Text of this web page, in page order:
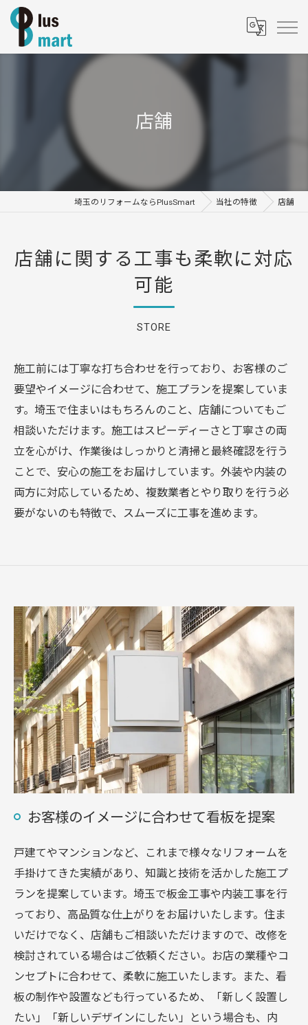
店舗
埼玉のリフォームならPlusSmart 当社の特徴 店舗
店舗に関する工事も柔軟に対応
可能
STORE
施工前には丁寧な打ち合わせを行っており、お客様のご
要望やイメージに合わせて、施工プランを提案していま
す。埼玉で住まいはもちろんのこと、店舗についてもご
相談いただけます。施工はスピーディーさと丁寧さの両
立を心がけ、作業後はしっかりと清掃と最終確認を行う
ことで、安心の施工をお届けしています。外装や内装の
両方に対応しているため、複数業者とやり取りを行う必
要がないのも特徴で、スムーズに工事を進めます。
お客様のイメージに合わせて看板を提案
戸建てやマンションなど、これまで様々なリフォームを
手掛けてきた実績があり、知識と技術を活かした施工プ
ランを提案しています。埼玉で板金工事や内装工事を行
っており、高品質な仕上がりをお届けいたします。住ま
いだけでなく、店舗もご相談いただけますので、改修を
検討されている場合はご依頼ください。お店の業種やコ
ンセプトに合わせて、柔軟に施工いたします。また、看
板の制作や設置なども行っているため、「新しく設置し
たい」「新しいデザインにしたい」という場合も、内